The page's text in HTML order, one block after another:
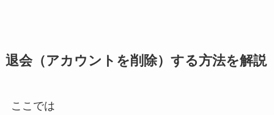
退会（アカウントを削除）する方法を解説
ここでは